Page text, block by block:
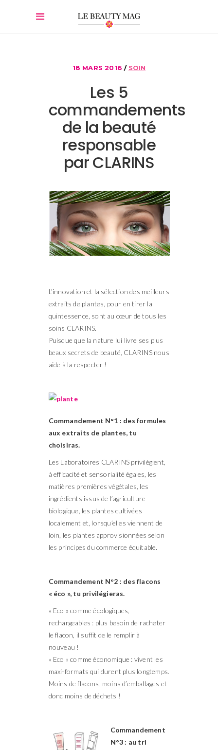
18 MARS 2016 SOIN
Les 5
commandements
de la beauté
responsable
par CLARINS
L’innovation et la sélection des meilleurs
extraits de plantes, pour en tirer la
quintessence, sont au cœur de tous les
soins CLARINS.
Puisque que la nature lui livre ses plus
beaux secrets de beauté, CLARINS nous
aide à la respecter !
Commandement N°1 : des formules
aux extraits de plantes, tu
choisiras.
Les Laboratoires CLARINS privilégient,
à efficacité et sensorialité égales, les
matières premières végétales, les
ingrédients issus de l’agriculture
biologique, les plantes cultivées
localement et, lorsqu’elles viennent de
loin, les plantes approvisionnées selon
les principes du commerce équitable.
Commandement N°2 : des flacons
« éco », tu privilégieras.
« Eco » comme écologiques,
rechargeables : plus besoin de racheter
le flacon, il suffit de le remplir à
nouveau !
« Eco » comme économique : vivent les
maxi-formats qui durent plus longtemps.
Moins de flacons, moins d’emballages et
donc moins de déchets !
Commandement
N°3 : au tri